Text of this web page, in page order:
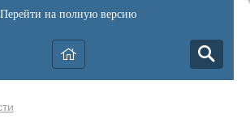
Перейти на полную версию